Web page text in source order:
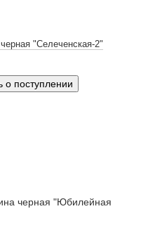
"Селеченская-2"
о поступлении